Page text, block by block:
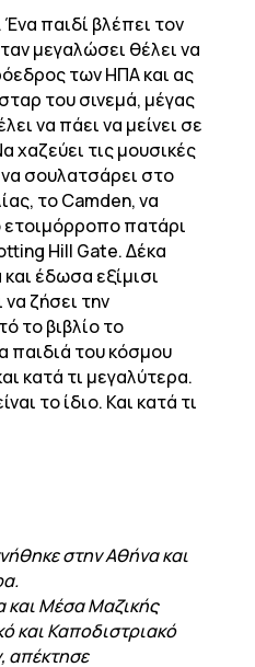
παιδί βλέπει τον
μεγαλώσει θέλει να
των ΗΠΑ και ας
του σινεμά, μέγας
να πάει να μείνει σε
χαζεύει τις μουσικές
να σουλατσάρει στο
το Camden, να
ετοιμόρροπο πατάρι
Hill Gate. Δέκα
έδωσα εξίμισι
ζήσει την
το βιβλίο το
παιδιά του κόσμου
κατά τι μεγαλύτερα.
το ίδιο. Και κατά τι
στην Αθήνα και
και Μέσα Μαζικής
και Καποδιστριακό
απέκτησε